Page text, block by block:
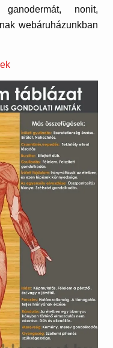
nonit,
webáruházunkban